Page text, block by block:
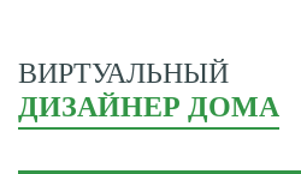
ВИРТУАЛЬНЫЙ
ДИЗАЙНЕР ДОМА